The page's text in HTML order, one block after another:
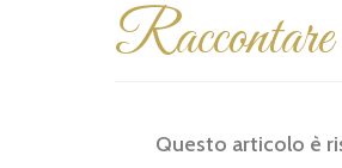
Questo articolo è